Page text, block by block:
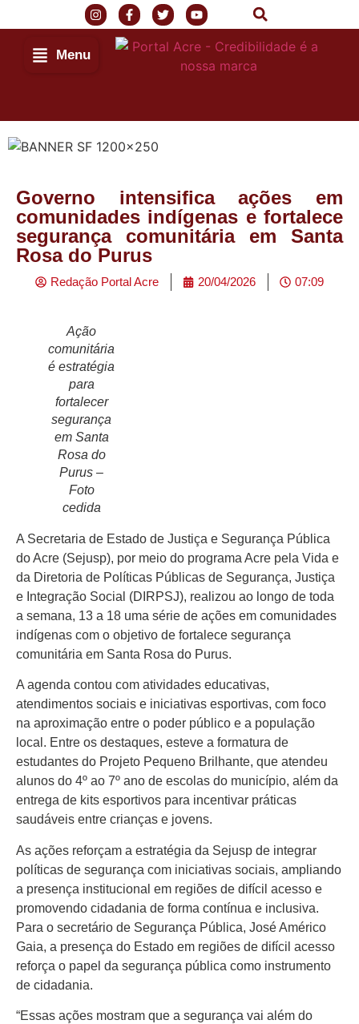
Menu
Início
Últimas
Notícias
Agenda
Cultural
Política
Economia
Atos Oficiais
Atualidades
Blogs e
Colunas
Especiais
Gastronomia
TV Portal
Sobre o
Portal Acre
Expediente
Política de
privacidade
Fale com
Portal Acre
Governo intensifica ações em
comunidades indígenas e fortalece
segurança comunitária em Santa
Rosa do Purus
Redação Portal Acre 20/04/2026 07:09
Ação
comunitária
é estratégia
para
fortalecer
segurança
em Santa
Rosa do
Purus –
Foto
cedida
A Secretaria de Estado de Justiça e Segurança Pública
do Acre (Sejusp), por meio do programa Acre pela Vida e
da Diretoria de Políticas Públicas de Segurança, Justiça
e Integração Social (DIRPSJ), realizou ao longo de toda
a semana, 13 a 18 uma série de ações em comunidades
indígenas com o objetivo de fortalece segurança
comunitária em Santa Rosa do Purus.
A agenda contou com atividades educativas,
atendimentos sociais e iniciativas esportivas, com foco
na aproximação entre o poder público e a população
local. Entre os destaques, esteve a formatura de
estudantes do Projeto Pequeno Brilhante, que atendeu
alunos do 4º ao 7º ano de escolas do município, além da
entrega de kits esportivos para incentivar práticas
saudáveis entre crianças e jovens.
As ações reforçam a estratégia da Sejusp de integrar
políticas de segurança com iniciativas sociais, ampliando
a presença institucional em regiões de difícil acesso e
promovendo cidadania de forma contínua e inclusiva.
Para o secretário de Segurança Pública, José Américo
Gaia, a presença do Estado em regiões de difícil acesso
reforça o papel da segurança pública como instrumento
de cidadania.
“Essas ações mostram que a segurança vai além do